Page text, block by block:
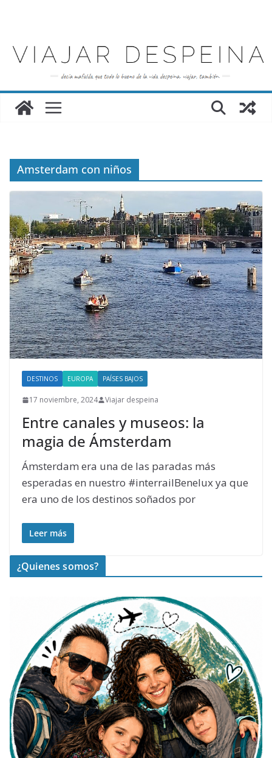
Amsterdam con niños
DESTINOS EUROPA PAÍSES BAJOS
17 noviembre, 2024 Viajar despeina
Entre canales y museos: la
magia de Ámsterdam
Ámsterdam era una de las paradas más
esperadas en nuestro #interrailBenelux ya que
era uno de los destinos soñados por
Leer más
¿Quienes somos?